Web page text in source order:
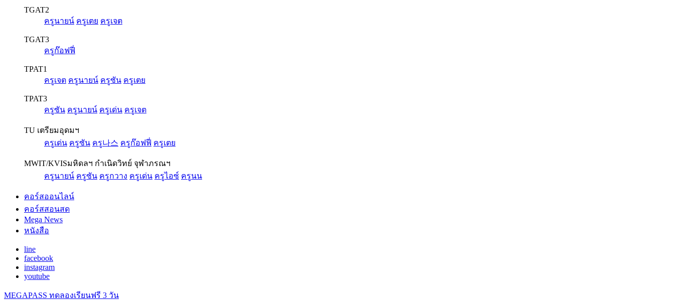
TGAT2
ครูนายน์ ครูเตย ครูเจต
TGAT3
ครูก๊อฟฟี่
TPAT1
ครูเจต ครูนายน์ ครูซัน ครูเตย
TPAT3
ครูซัน ครูนายน์ ครูเด่น ครูเจต
TU เตรียมอุดมฯ
ครูเด่น ครูซัน ครู나스 ครูก๊อฟฟี่ ครูเตย
MWIT/KVISมหิดลฯ กำเนิดวิทย์ จุฬาภรณฯ
ครูนายน์ ครูซัน ครูกวาง ครูเด่น ครูไอซ์ ครูนน
คอร์สออนไลน์
คอร์สสอนสด
Mega News
หนังสือ
line
facebook
instagram
youtube
MEGAPASS ทดลองเรียนฟรี 3 วัน